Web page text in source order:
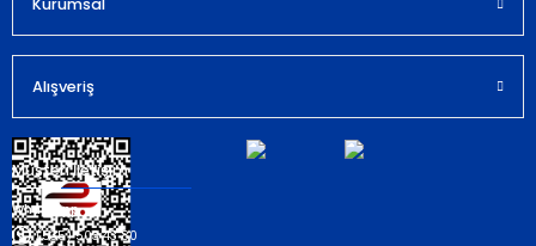
Alışveriş
Müşteri İletişim
Whatsapp
(535) 503 43 80